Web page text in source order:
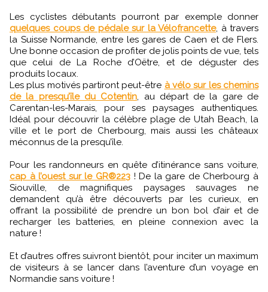
Les cyclistes débutants pourront par exemple donner
quelques coups de pédale sur la Vélofrancette, à travers
la Suisse Normande, entre les gares de Caen et de Flers.
Une bonne occasion de profiter de jolis points de vue, tels
que celui de La Roche d’Oëtre, et de déguster des
produits locaux.
Les plus motivés partiront peut-être à vélo sur les chemins
de la presqu’île du Cotentin , au départ de la gare de
Carentan-les-Marais, pour ses paysages authentiques.
Idéal pour découvrir la célèbre plage de Utah Beach, la
ville et le port de Cherbourg, mais aussi les châteaux
méconnus de la presqu’île.
Pour les randonneurs en quête d’itinérance sans voiture,
cap à l’ouest sur le GR®223! De la gare de Cherbourg à
Siouville, de magnifiques paysages sauvages ne
demandent qu’à être découverts par les curieux, en
offrant la possibilité de prendre un bon bol d’air et de
recharger les batteries, en pleine connexion avec la
nature !
Et d’autres offres suivront bientôt, pour inciter un maximum
de visiteurs à se lancer dans l’aventure d’un voyage en
Normandie sans voiture !